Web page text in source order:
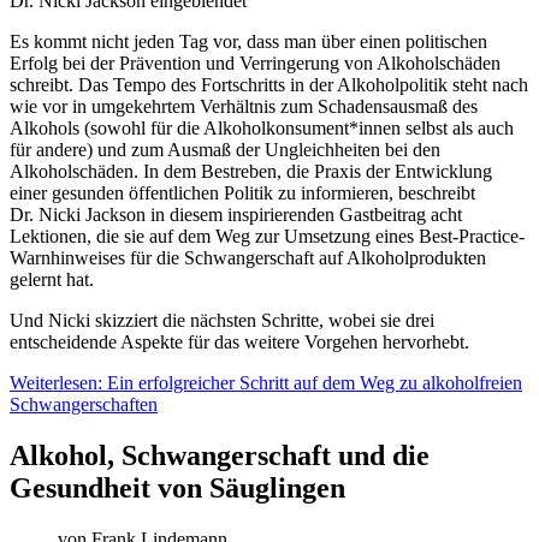
Es kommt nicht jeden Tag vor, dass man über einen politischen
Erfolg bei der Prävention und Verringerung von Alkoholschäden
schreibt. Das Tempo des Fortschritts in der Alkoholpolitik steht nach
wie vor in umgekehrtem Verhältnis zum Schadensausmaß des
Alkohols (sowohl für die Alkoholkonsument*innen selbst als auch
für andere) und zum Ausmaß der Ungleichheiten bei den
Alkoholschäden. In dem Bestreben, die Praxis der Entwicklung
einer gesunden öffentlichen Politik zu informieren, beschreibt
Dr. Nicki Jackson in diesem inspirierenden Gastbeitrag acht
Lektionen, die sie auf dem Weg zur Umsetzung eines Best-Practice-
Warnhinweises für die Schwangerschaft auf Alkoholprodukten
gelernt hat.
Und Nicki skizziert die nächsten Schritte, wobei sie drei
entscheidende Aspekte für das weitere Vorgehen hervorhebt.
Weiterlesen: Ein erfolgreicher Schritt auf dem Weg zu alkoholfreien
Schwangerschaften
Alkohol, Schwangerschaft und die
Gesundheit von Säuglingen